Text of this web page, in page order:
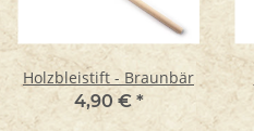
Holzbleistift - Braunbär
4,90 € *